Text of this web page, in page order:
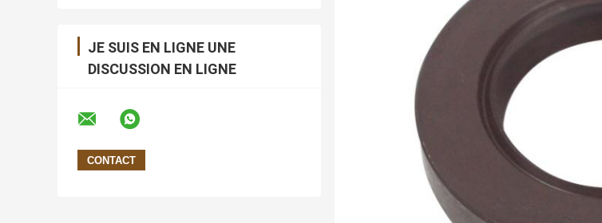
JE SUIS EN LIGNE UNE
DISCUSSION EN LIGNE